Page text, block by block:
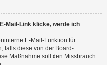
Mail-Link klicke, werde ich
E-Mail-Funktion für
falls diese von der Board-
Maßnahme soll den Missbrauch